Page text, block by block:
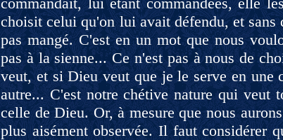
choisit celui qu'on lui avait défendu, et
pas mangé. C'est en un mot que nous
pas à la sienne... Ce n'est pas à nous de
veut, et si Dieu veut que je le serve en une
autre... C'est notre chétive nature qui veut
celle de Dieu. Or, à mesure que nous
plus aisément observée. Il faut considérer